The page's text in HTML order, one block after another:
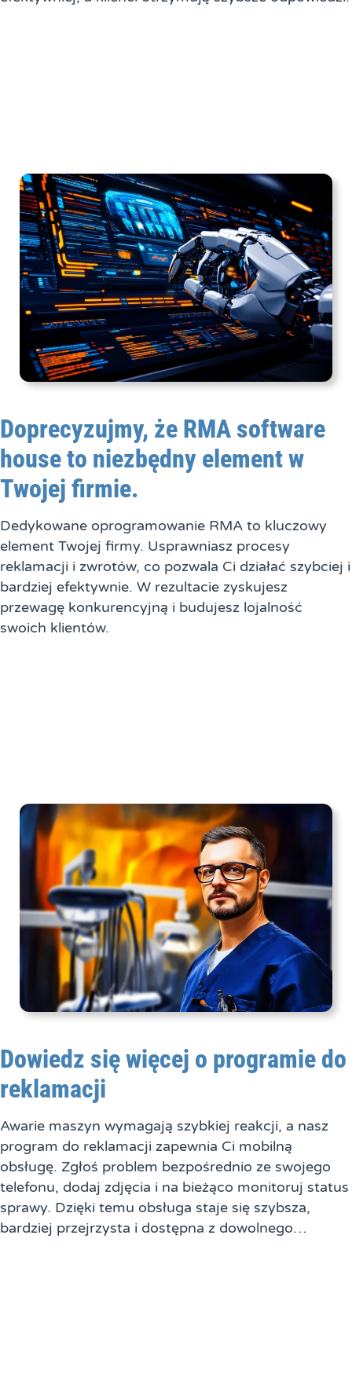
Doprecyzujmy, że RMA software
house to niezbędny element w
Twojej firmie.
Dedykowane oprogramowanie RMA to kluczowy
element Twojej firmy. Usprawniasz procesy
reklamacji i zwrotów, co pozwala Ci działać szybciej i
bardziej efektywnie. W rezultacie zyskujesz
przewagę konkurencyjną i budujesz lojalność
swoich klientów.
Dowiedz się więcej o programie do
reklamacji
Awarie maszyn wymagają szybkiej reakcji, a nasz
program do reklamacji zapewnia Ci mobilną
obsługę. Zgłoś problem bezpośrednio ze swojego
telefonu, dodaj zdjęcia i na bieżąco monitoruj status
sprawy. Dzięki temu obsługa staje się szybsza,
bardziej przejrzysta i dostępna z dowolnego…